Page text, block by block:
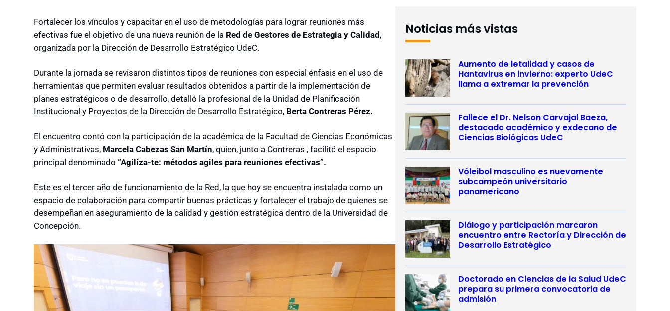
Fortalecer los vínculos y capacitar en el uso de metodologías para lograr reuniones más
efectivas fue el objetivo de una nueva reunión de la Red de Gestores de Estrategia y Calidad,
organizada por la Dirección de Desarrollo Estratégico UdeC.
Durante la jornada se revisaron distintos tipos de reuniones con especial énfasis en el uso de
herramientas que permiten evaluar resultados obtenidos a partir de la implementación de
planes estratégicos o de desarrollo, detalló la profesional de la Unidad de Planificación
Institucional y Proyectos de la Dirección de Desarrollo Estratégico, Berta Contreras Pérez.
El encuentro contó con la participación de la académica de la Facultad de Ciencias Económicas
y Administrativas, Marcela Cabezas San Martín, quien, junto a Contreras , facilitó el espacio
principal denominado “Agilíza-te: métodos agiles para reuniones efectivas”.
Este es el tercer año de funcionamiento de la Red, la que hoy se encuentra instalada como un
espacio de colaboración para compartir buenas prácticas y fortalecer el trabajo de quienes se
desempeñan en aseguramiento de la calidad y gestión estratégica dentro de la Universidad de
Concepción.
Noticias más vistas
Aumento de letalidad y casos de
Hantavirus en invierno: experto UdeC
llama a extremar la prevención
Fallece el Dr. Nelson Carvajal Baeza,
destacado académico y exdecano de
Ciencias Biológicas UdeC
Vóleibol masculino es nuevamente
subcampeón universitario
panamericano
Diálogo y participación marcaron
encuentro entre Rectoría y Dirección de
Desarrollo Estratégico
Doctorado en Ciencias de la Salud UdeC
prepara su primera convocatoria de
admisión